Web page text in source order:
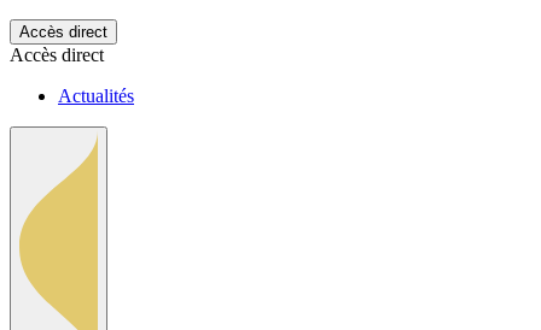
Accès direct
Accès direct
Actualités